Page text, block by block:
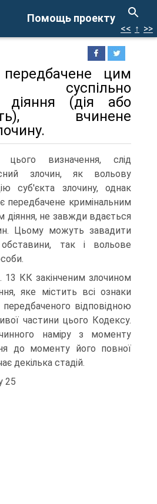
Помощь проекту
<< ↑ >>
цим
суспільно
діяння (дія або
вчинене
визначення, слід
злочин, як вольову
суб'єкта злочину, однак
передбачене кримінальним
діяння, не завжди вдається
Цьому можуть завадити
так і вольове
13 КК закінченим злочином
яке містить всі ознаки
передбаченого відповідною
частини цього Кодексу.
наміру з моменту
до моменту його повної
декілька стадій.
25